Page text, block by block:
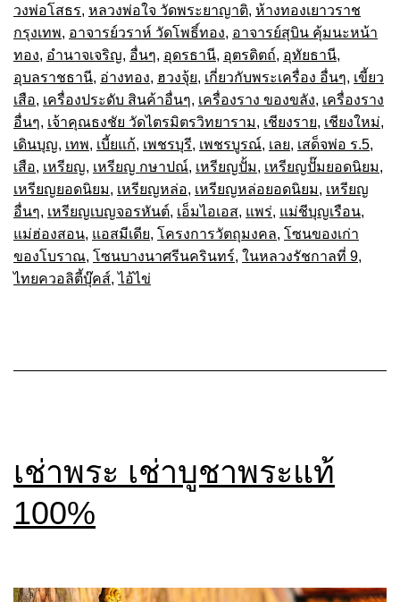
วงพ่อโสธร, หลวงพ่อใจ วัดพระยาญาติ, ห้างทองเยาวราช
กรุงเทพ, อาจารย์วราห์ วัดโพธิ์ทอง, อาจารย์สุบิน คุ้มนะหน้า
ทอง, อำนาจเจริญ, อื่นๆ, อุดรธานี, อุตรดิตถ์, อุทัยธานี,
อุบลราชธานี, อ่างทอง, ฮวงจุ้ย, เกี่ยวกับพระเครื่อง อื่นๆ, เขี้ยว
เสือ, เครื่องประดับ สินค้าอื่นๆ, เครื่องราง ของขลัง, เครื่องราง
อื่นๆ, เจ้าคุณธงชัย วัดไตรมิตรวิทยาราม, เชียงราย, เชียงใหม่,
เดินบุญ, เทพ, เบี้ยแก้, เพชรบุรี, เพชรบูรณ์, เลย, เสด็จพ่อ ร.5,
เสือ, เหรียญ, เหรียญ กษาปณ์, เหรียญปั้ม, เหรียญปั๊มยอดนิยม,
เหรียญยอดนิยม, เหรียญหล่อ, เหรียญหล่อยอดนิยม, เหรียญ
อื่นๆ, เหรียญเบญจอรหันต์, เอ็มไอเอส, แพร่, แม่ชีบุญเรือน,
แม่ฮ่องสอน, แอสมีเดีย, โครงการวัตถุมงคล, โซนของเก่า
ของโบราณ, โซนบางนาศรีนครินทร์, ในหลวงรัชกาลที่ 9,
ไทยควอลิตี้บุ๊คส์,ไอ้ไข่
เช่าพระ เช่าบูชาพระแท้
100%